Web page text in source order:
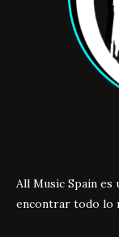
All Music Spain
encontrar todo lo